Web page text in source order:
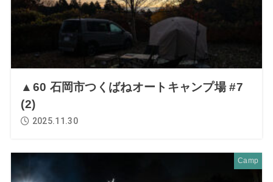
▲60 石岡市つくばねオートキャンプ場 #7
(2)
2025.11.30
Camp